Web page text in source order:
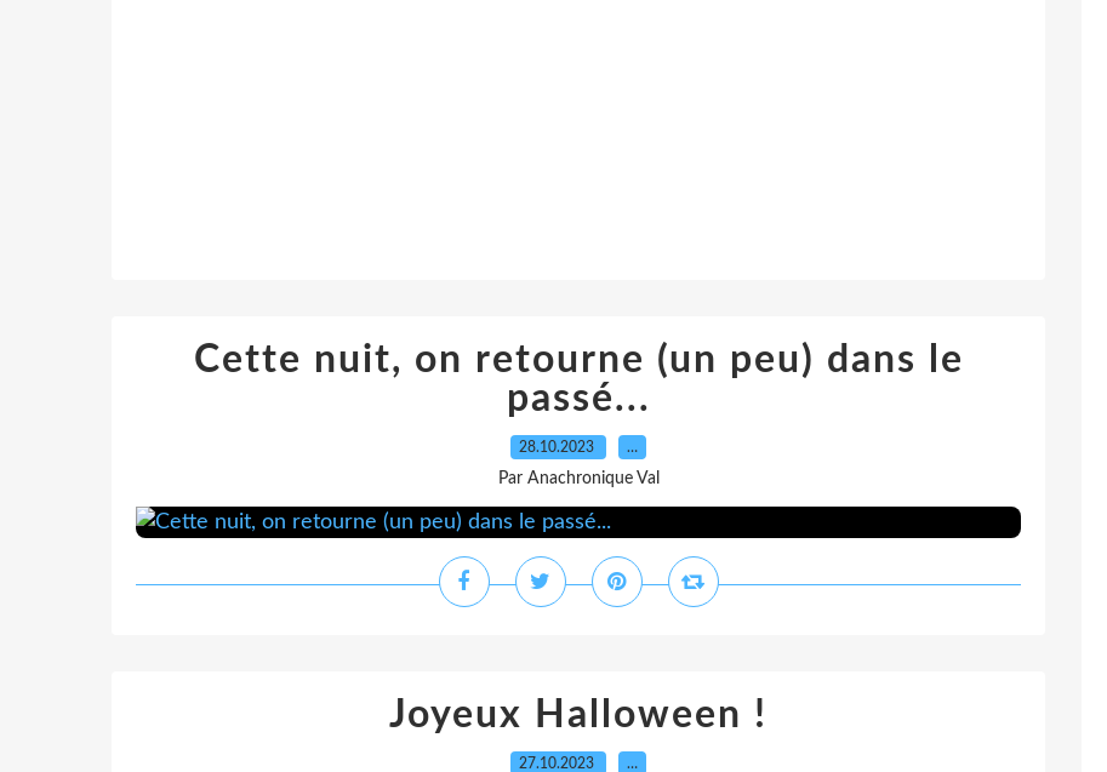
Cette nuit, on retourne (un peu) dans le
passé...
28.10.2023 …
Par Anachronique Val
Joyeux Halloween !
27.10.2023 …